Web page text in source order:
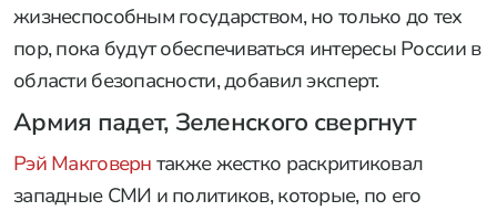
жизнеспособным государством, но только до тех
пор, пока будут обеспечиваться интересы России в
области безопасности, добавил эксперт.
Армия падет, Зеленского свергнут
Рэй Макговерн также жестко раскритиковал
западные СМИ и политиков, которые, по его